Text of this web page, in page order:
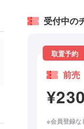
受付中の
取置予約
前売
※会員登録な